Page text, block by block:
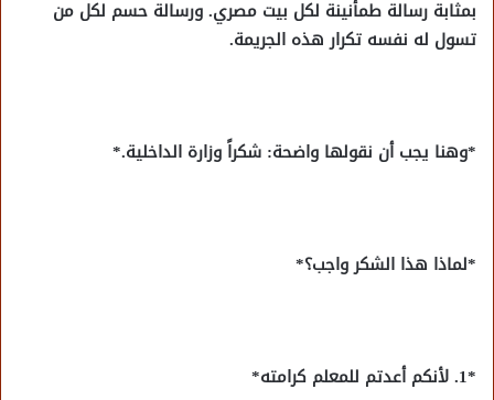
بمثابة رسالة طمأنينة لكل بيت مصري. ورسالة حسم لكل من
تسول له نفسه تكرار هذه الجريمة.
*وهنا يجب أن نقولها واضحة: شكراً وزارة الداخلية.*
*لماذا هذا الشكر واجب؟*
*1. لأنكم أعدتم للمعلم كرامته*